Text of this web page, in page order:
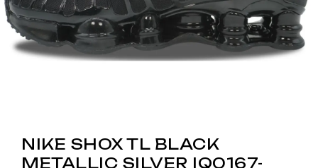
NIKE SHOX TL BLACK
METALLIC SILVER IQ0167-